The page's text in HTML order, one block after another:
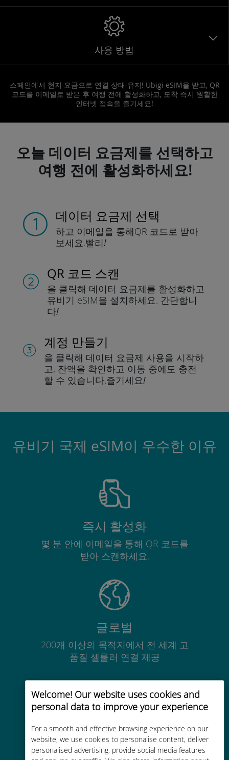
Welcome! Our website uses cookies and
personal data to improve your experience
For a smooth and effective browsing experience on our
website, we use cookies to personalise content, deliver
personalised advertising, provide social media features
사용 방법
스페인에서 현지 요금으로 연결 상태 유지! Ubigi eSIM을 받고, QR
코드를 이메일로 받은 후 여행 전에 활성화하고, 도착 즉시 원활한
인터넷 접속을 즐기세요!
오늘 데이터 요금제를 선택하고
여행 전에 활성화하세요!
데이터 요금제 선택
하고 이메일을 통해QR 코드로 받아
보세요.빨리!
QR 코드 스캔
을 클릭해 데이터 요금제를 활성화하고
유비기 eSIM을 설치하세요. 간단합니
다!
계정 만들기
을 클릭해 데이터 요금제 사용을 시작하
고, 잔액을 확인하고 이동 중에도 충전
할 수 있습니다.즐기세요!
유비기 국제 eSIM이 우수한 이유
즉시 활성화
몇 분 안에 이메일을 통해 QR 코드를
받아 스캔하세요.
글로벌
200개 이상의 목적지에서 전 세계 고
품질 셀룰러 연결 제공
비용 효율적
기존 통신사 로밍 요금보다 최대